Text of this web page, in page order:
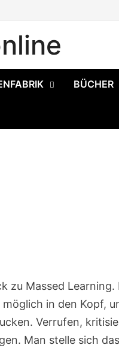
BÜCHER
zu Massed Learning.
in den Kopf,
Verrufen,
Man stelle sich das